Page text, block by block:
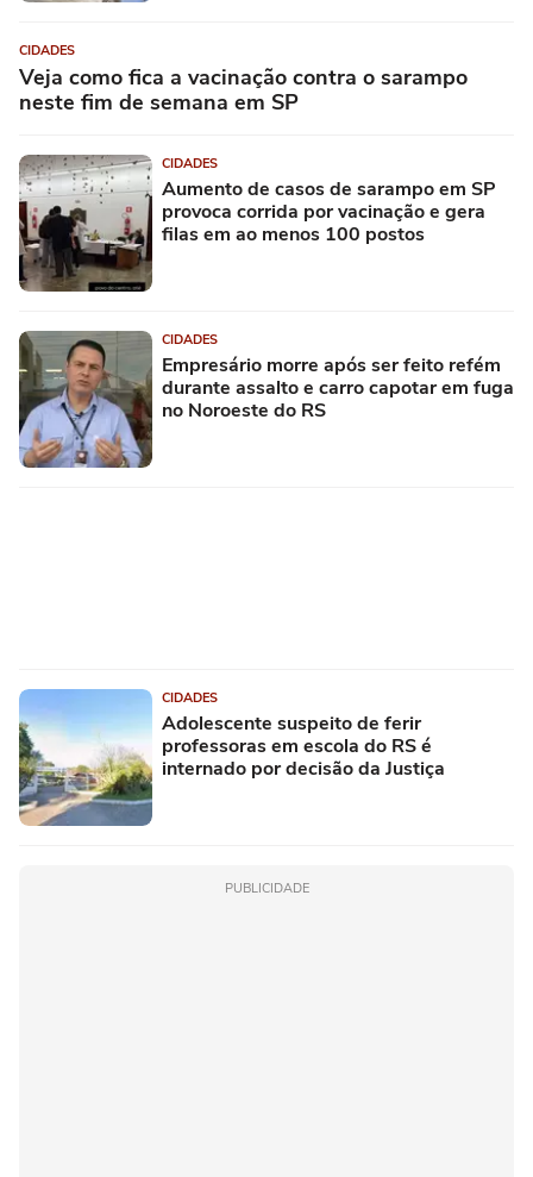
CIDADES
Veja como fica a vacinação contra o sarampo
neste fim de semana em SP
CIDADES
Aumento de casos de sarampo em SP
provoca corrida por vacinação e gera
filas em ao menos 100 postos
CIDADES
Empresário morre após ser feito refém
durante assalto e carro capotar em fuga
no Noroeste do RS
CIDADES
Adolescente suspeito de ferir
professoras em escola do RS é
internado por decisão da Justiça
PUBLICIDADE